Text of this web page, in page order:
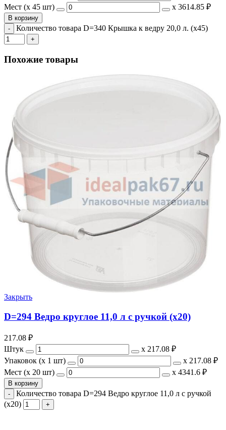
Мест (x 45 шт)
х 3614.85 ₽
В корзину
Количество товара D=340 Крышка к ведру 20,0 л. (х45)
Похожие товары
Закрыть
D=294 Ведро круглое 11,0 л с ручкой (х20)
217.08 ₽
Штук
х 217.08 ₽
Упаковок (x 1 шт)
х 217.08 ₽
Мест (x 20 шт)
х 4341.6 ₽
В корзину
Количество товара D=294 Ведро круглое 11,0 л с ручкой
(х20)